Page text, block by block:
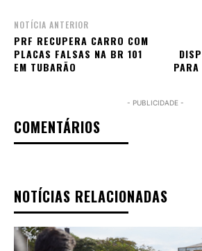
NOTÍCIA ANTERIOR
PRF RECUPERA CARRO COM
PLACAS FALSAS NA BR 101
EM TUBARÃO
- PUBLICIDADE -
COMENTÁRIOS
NOTÍCIAS RELACIONADAS